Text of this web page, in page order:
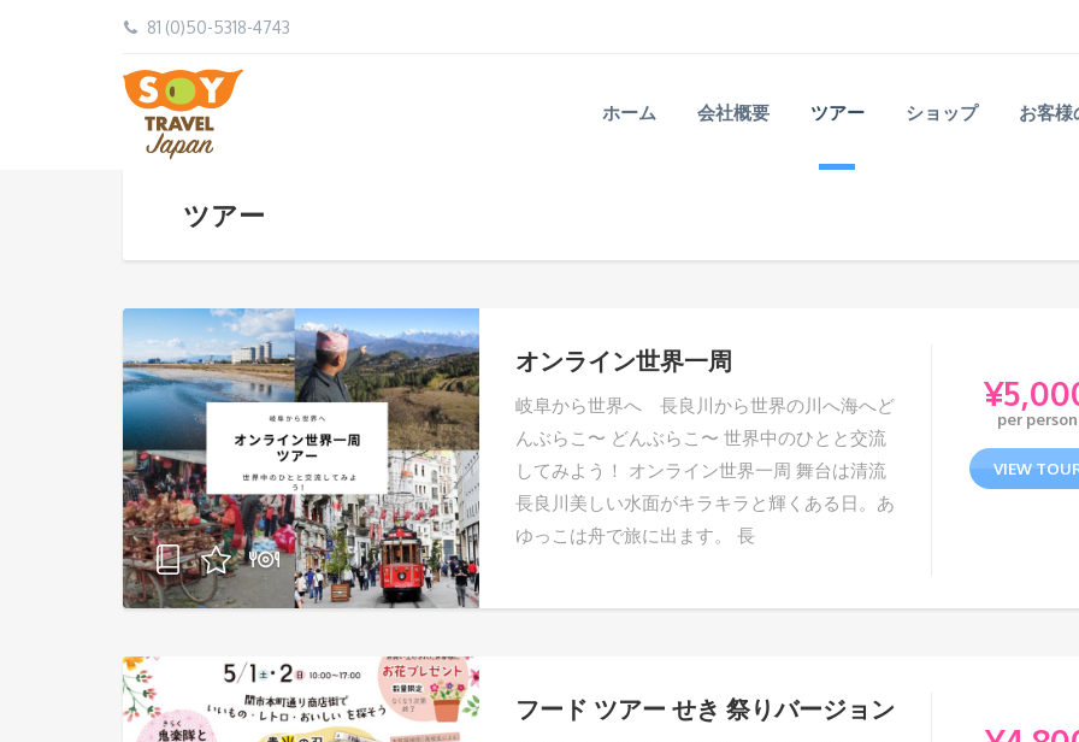
81 (0)50-5318-4743
ホーム 会社概要 ツアー ショップ お客様
ツアー
オンライン世界一周
岐阜から世界へ 長良川から世界の川へ海へど
んぶらこ〜 どんぶらこ〜 世界中のひとと交流
してみよう！ オンライン世界一周 舞台は清流
長良川美しい水面がキラキラと輝くある日。あ
ゆっこは舟で旅に出ます。 長
¥
per person
VIEW
フード ツアー せき 祭りバージョン